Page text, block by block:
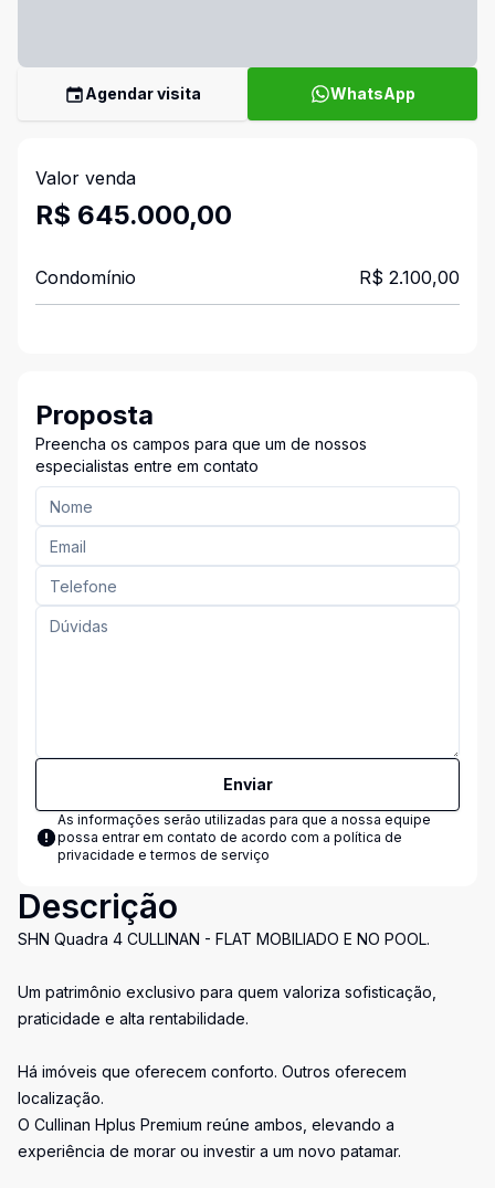
Agendar visita WhatsApp
Valor venda
R$ 645.000,00
Condomínio R$ 2.100,00
Proposta
Preencha os campos para que um de nossos
especialistas entre em contato
Enviar
As informações serão utilizadas para que a nossa equipe
possa entrar em contato de acordo com a política de
privacidade e termos de serviço
Descrição
SHN Quadra 4 CULLINAN - FLAT MOBILIADO E NO POOL.
Um patrimônio exclusivo para quem valoriza sofisticação,
praticidade e alta rentabilidade.
Há imóveis que oferecem conforto. Outros oferecem
localização.
O Cullinan Hplus Premium reúne ambos, elevando a
experiência de morar ou investir a um novo patamar.